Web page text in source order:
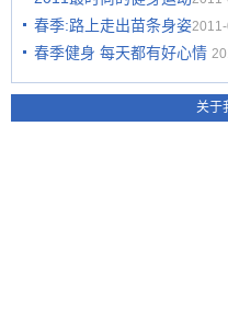
春季:路上走出苗条身姿
春季健身 每天都有好心情
关于